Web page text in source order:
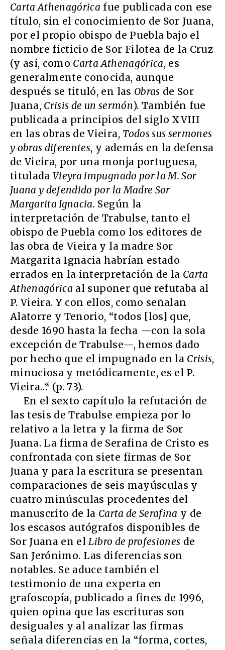
Carta Athenagórica fue publicada con ese
título, sin el conocimiento de Sor Juana,
por el propio obispo de Puebla bajo el
nombre ficticio de Sor Filotea de la Cruz
(y así, como Carta Athenagórica, es
generalmente conocida, aunque
después se tituló, en las Obras de Sor
Juana, Crisis de un sermón). También fue
publicada a principios del siglo XVIII
en las obras de Vieira, Todos sus sermones
y obras diferentes, y además en la defensa
de Vieira, por una monja portuguesa,
tituladaVieyra impugnado por la M. Sor
Juana y defendido por la Madre Sor
Margarita Ignacia. Según la
interpretación de Trabulse, tanto el
obispo de Puebla como los editores de
las obra de Vieira y la madre Sor
Margarita Ignacia habrían estado
errados en la interpretación de la Carta
Athenagórica al suponer que refutaba al
P. Vieira. Y con ellos, como señalan
Alatorre y Tenorio, “todos [los] que,
desde 1690 hasta la fecha —con la sola
excepción de Trabulse—, hemos dado
por hecho que el impugnado en la Crisis,
minuciosa y metódicamente, es el P.
Vieira…“ (p. 73).
En el sexto capítulo la refutación de
las tesis de Trabulse empieza por lo
relativo a la letra y la firma de Sor
Juana. La firma de Serafina de Cristo es
confrontada con siete firmas de Sor
Juana y para la escritura se presentan
comparaciones de seis mayúsculas y
cuatro minúsculas procedentes del
manuscrito de la Carta de Serafina y de
los escasos autógrafos disponibles de
Sor Juana en elLibro de profesiones de
San Jerónimo. Las diferencias son
notables. Se aduce también el
testimonio de una experta en
grafoscopía, publicado a fines de 1996,
quien opina que las escrituras son
desiguales y al analizar las firmas
señala diferencias en la “forma, cortes,